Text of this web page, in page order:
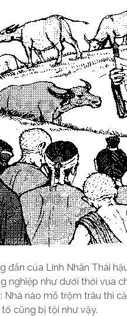
đắn của Linh Nhân Thái
nghiệp như dưới thời vua
Nhà nào mổ trộm trâu thì
cũng bị tội như vậy.